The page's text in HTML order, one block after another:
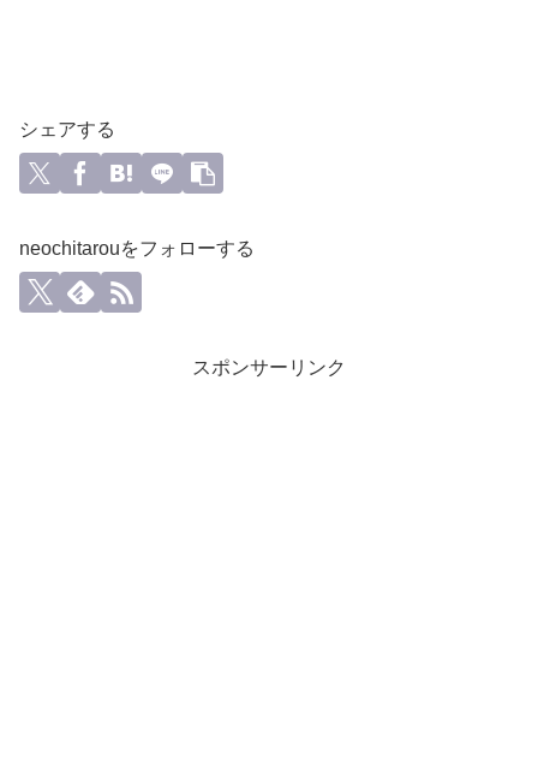
シェアする
neochitarouをフォローする
スポンサーリンク